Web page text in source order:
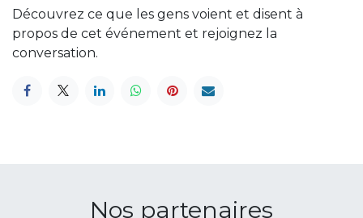
Découvrez ce que les gens voient et disent à
propos de cet événement et rejoignez la
conversation.
Nos partenaires